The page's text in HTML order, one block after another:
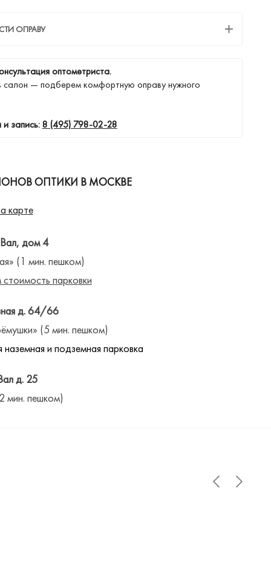
ОПРАВУ
оптометриста.
салон — подберем комфортную оправу нужного
запись:8 (495) 798-02-28
ОПТИКИ В МОСКВЕ
карте
Вал, дом 4
(1 мин. пешком)
парковки
д. 64/66
(5 мин. пешком)
наземная и подземная парковка
д. 25
мин. пешком)